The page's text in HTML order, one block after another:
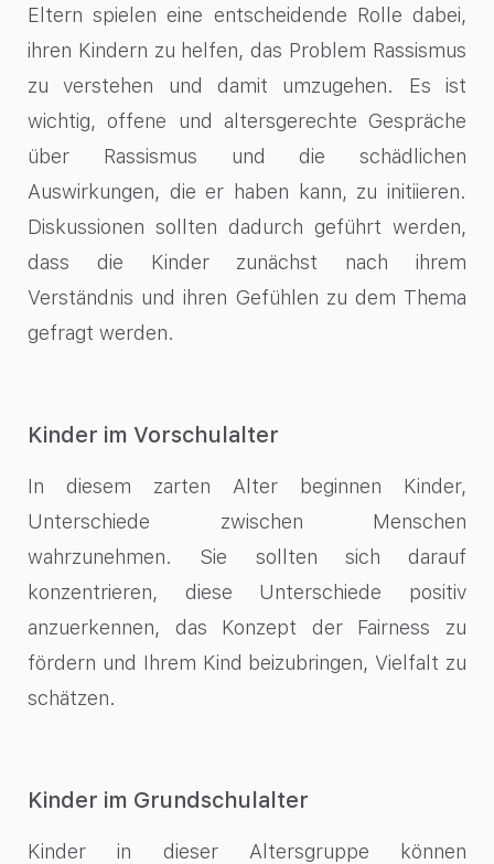
Eltern spielen eine entscheidende Rolle dabei,
ihren Kindern zu helfen, das Problem Rassismus
zu verstehen und damit umzugehen. Es ist
wichtig, offene und altersgerechte Gespräche
über Rassismus und die schädlichen
Auswirkungen, die er haben kann, zu initiieren.
Diskussionen sollten dadurch geführt werden,
dass die Kinder zunächst nach ihrem
Verständnis und ihren Gefühlen zu dem Thema
gefragt werden.
Kinder im Vorschulalter
In diesem zarten Alter beginnen Kinder,
Unterschiede zwischen Menschen
wahrzunehmen. Sie sollten sich darauf
konzentrieren, diese Unterschiede positiv
anzuerkennen, das Konzept der Fairness zu
fördern und Ihrem Kind beizubringen, Vielfalt zu
schätzen.
Kinder im Grundschulalter
Kinder in dieser Altersgruppe können